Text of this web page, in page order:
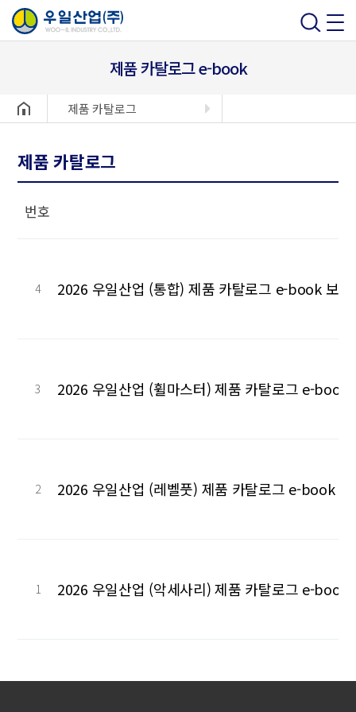
제품 카탈로그 e-book
헤더설정 제품 카탈로그
제품 카탈로그
번호
4 2026 우일산업 (통합) 제품 카탈로그 e-book 보기
3 2026 우일산업 (휠마스터) 제품 카탈로그 e-book
2 2026 우일산업 (레벨풋) 제품 카탈로그 e-book 보
1 2026 우일산업 (악세사리) 제품 카탈로그 e-book